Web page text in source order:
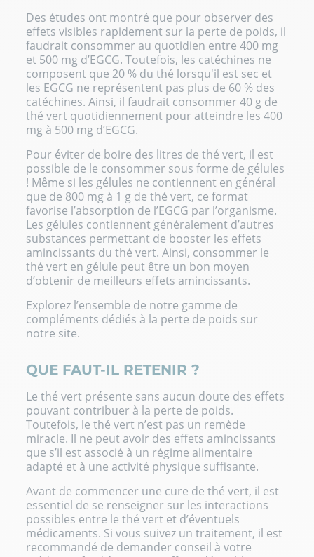
Des études ont montré que pour observer des
effets visibles rapidement sur la perte de poids, il
faudrait consommer au quotidien entre 400 mg
et 500 mg d’EGCG. Toutefois, les catéchines ne
composent que 20 % du thé lorsqu'il est sec et
les EGCG ne représentent pas plus de 60 % des
catéchines. Ainsi, il faudrait consommer 40 g de
thé vert quotidiennement pour atteindre les 400
mg à 500 mg d’EGCG.
Pour éviter de boire des litres de thé vert, il est
possible de le consommer sous forme de gélules
! Même si les gélules ne contiennent en général
que de 800 mg à 1 g de thé vert, ce format
favorise l’absorption de l’EGCG par l’organisme.
Les gélules contiennent généralement d’autres
substances permettant de booster les effets
amincissants du thé vert. Ainsi, consommer le
thé vert en gélule peut être un bon moyen
d’obtenir de meilleurs effets amincissants.
Explorez l’ensemble de notre gamme de
compléments dédiés à la perte de poids sur
notre site.
QUE FAUT-IL RETENIR ?
Le thé vert présente sans aucun doute des effets
pouvant contribuer à la perte de poids.
Toutefois, le thé vert n’est pas un remède
miracle. Il ne peut avoir des effets amincissants
que s’il est associé à un régime alimentaire
adapté et à une activité physique suffisante.
Avant de commencer une cure de thé vert, il est
essentiel de se renseigner sur les interactions
possibles entre le thé vert et d’éventuels
médicaments. Si vous suivez un traitement, il est
recommandé de demander conseil à votre